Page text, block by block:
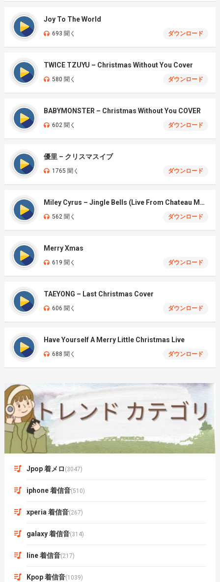
Joy To The World
693 聞く ダウンロード
TWICE TZUYU – Christmas Without You Cover
580 聞く ダウンロード
BABYMONSTER – Christmas Without You COVER
602 聞く ダウンロード
優里 – クリスマスイブ
1765 聞く ダウンロード
Miley Cyrus – Jingle Bells (Live From Chateau Marmont)
562 聞く ダウンロード
Merry Xmas
619 聞く ダウンロード
TAEYONG – Last Christmas Cover
606 聞く ダウンロード
Have Yourself A Merry Little Christmas Live
688 聞く ダウンロード
Jpop 着メロ (3047)
iphone 着信音(510)
xperia 着信音(267)
galaxy 着信音(314)
line 着信音(217)
Kpop 着信音(1039)